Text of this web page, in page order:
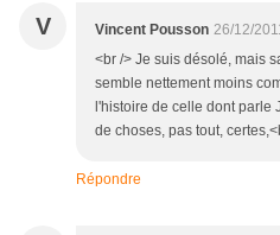
V Vincent Pousson 26/12/
<br /> Je suis désolé, mais
semble nettement moins
l'histoire de celle dont parle
de choses, pas tout,
Répondre